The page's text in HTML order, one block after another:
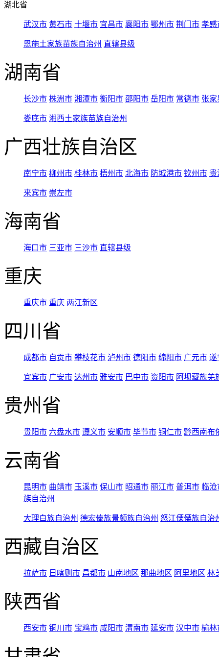
湖北省
武汉市 黄石市 十堰市 宜昌市 襄阳市 鄂州市 荆门市 孝感
恩施土家族苗族自治州 直辖县级
湖南省
长沙市 株洲市 湘潭市 衡阳市 邵阳市 岳阳市 常德市 张家
娄底市 湘西土家族苗族自治州
广西壮族自治区
南宁市 柳州市 桂林市 梧州市 北海市 防城港市 钦州市 贵
来宾市 崇左市
海南省
海口市 三亚市 三沙市 直辖县级
重庆
重庆市 重庆 两江新区
四川省
成都市 自贡市 攀枝花市 泸州市 德阳市 绵阳市 广元市 遂
宜宾市 广安市 达州市 雅安市 巴中市 资阳市 阿坝藏族羌
贵州省
贵阳市 六盘水市 遵义市 安顺市 毕节市 铜仁市 黔西南布
云南省
昆明市 曲靖市 玉溪市 保山市 昭通市 丽江市 普洱市 临
族自治州
大理白族自治州 德宏傣族景颇族自治州 怒江傈僳族自治
西藏自治区
拉萨市 日喀则市 昌都市 山南地区 那曲地区 阿里地区 林
陕西省
西安市 铜川市 宝鸡市 咸阳市 渭南市 延安市 汉中市 榆林